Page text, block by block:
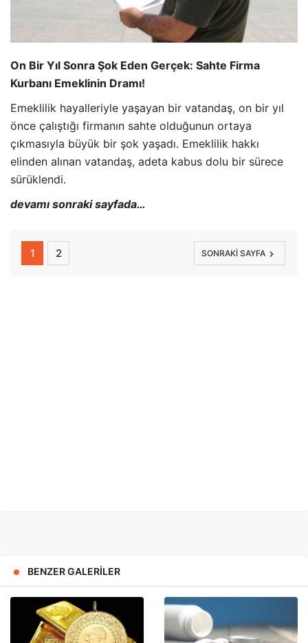
On Bir Yıl Sonra Şok Eden Gerçek: Sahte Firma
Kurbanı Emeklinin Dramı!
Emeklilik hayalleriyle yaşayan bir vatandaş, on bir yıl
önce çalıştığı firmanın sahte olduğunun ortaya
çıkmasıyla büyük bir şok yaşadı. Emeklilik hakkı
elinden alınan vatandaş, adeta kabus dolu bir sürece
sürüklendi.
devamı sonraki sayfada…
1 2 SONRAKI SAYFA
BENZER GALERILER